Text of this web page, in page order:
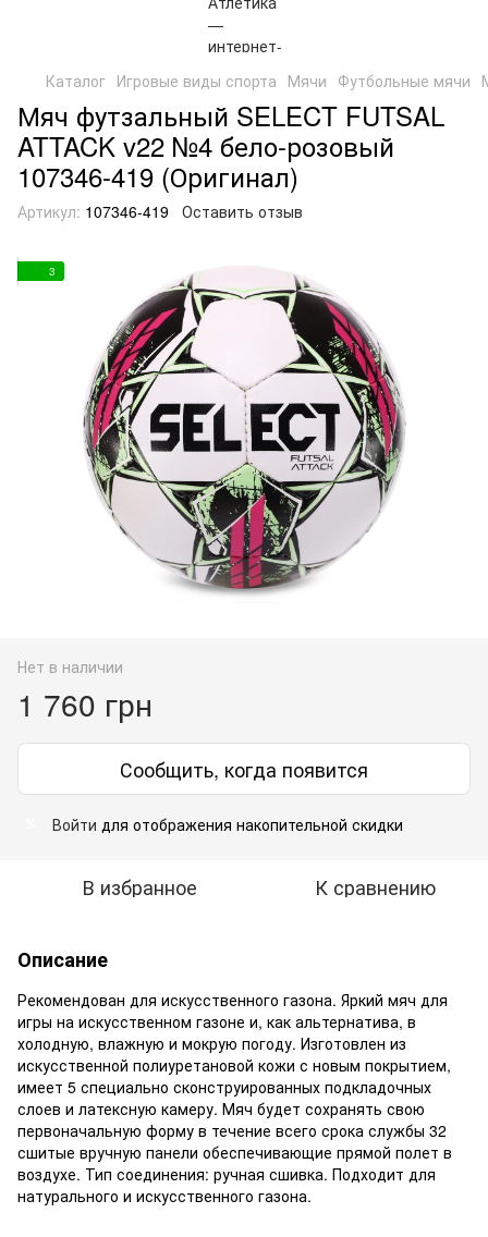
Каталог Игровые виды спорта Мячи Футбольные мячи
Мяч футзальный SELECT FUTSAL
ATTACK v22 №4 бело-розовый
107346-419 (Оригинал)
Артикул: 107346-419 Оставить отзыв
3
Нет в наличии
1 760 грн
Сообщить, когда появится
Войти для отображения накопительной скидки
В избранное К сравнению
Описание
Рекомендован для искусственного газона. Яркий мяч для
игры на искусственном газоне и, как альтернатива, в
холодную, влажную и мокрую погоду. Изготовлен из
искусственной полиуретановой кожи с новым покрытием,
имеет 5 специально сконструированных подкладочных
слоев и латексную камеру. Мяч будет сохранять свою
первоначальную форму в течение всего срока службы 32
сшитые вручную панели обеспечивающие прямой полет в
воздухе. Тип соединения: ручная сшивка. Подходит для
натурального и искусственного газона.